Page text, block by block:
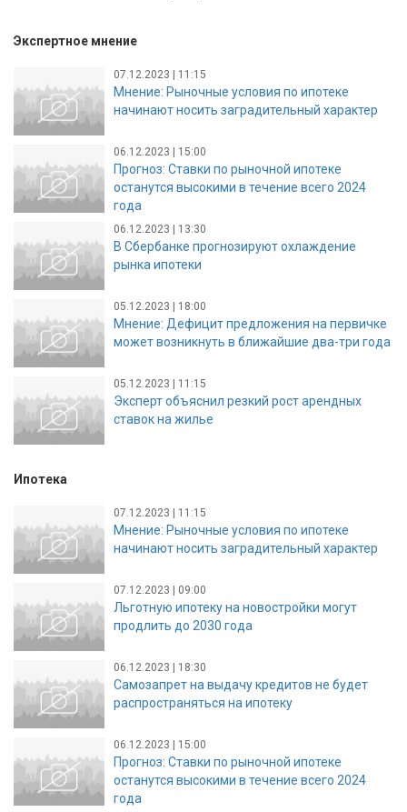
Экспертное мнение
07.12.2023 | 11:15
Мнение: Рыночные условия по ипотеке
начинают носить заградительный характер
06.12.2023 | 15:00
Прогноз: Ставки по рыночной ипотеке
останутся высокими в течение всего 2024
года
06.12.2023 | 13:30
В Сбербанке прогнозируют охлаждение
рынка ипотеки
05.12.2023 | 18:00
Мнение: Дефицит предложения на первичке
может возникнуть в ближайшие два-три года
05.12.2023 | 11:15
Эксперт объяснил резкий рост арендных
ставок на жилье
Ипотека
07.12.2023 | 11:15
Мнение: Рыночные условия по ипотеке
начинают носить заградительный характер
07.12.2023 | 09:00
Льготную ипотеку на новостройки могут
продлить до 2030 года
06.12.2023 | 18:30
Самозапрет на выдачу кредитов не будет
распространяться на ипотеку
06.12.2023 | 15:00
Прогноз: Ставки по рыночной ипотеке
останутся высокими в течение всего 2024
года